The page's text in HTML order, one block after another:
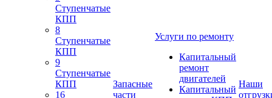
Ступенчатые
КПП
8
Ступенчатые
КПП
9
Ступенчатые
КПП
16
Запасные
части
Услуги по ремонту
Капитальный
ремонт
двигателей
Капитальный
Наши